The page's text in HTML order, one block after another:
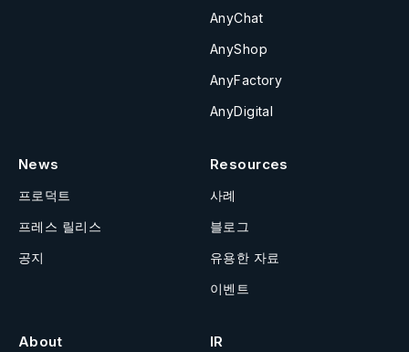
AnyChat
AnyShop
AnyFactory
AnyDigital
News
프로덕트
프레스 릴리스
공지
Resources
사례
블로그
유용한 자료
이벤트
About IR